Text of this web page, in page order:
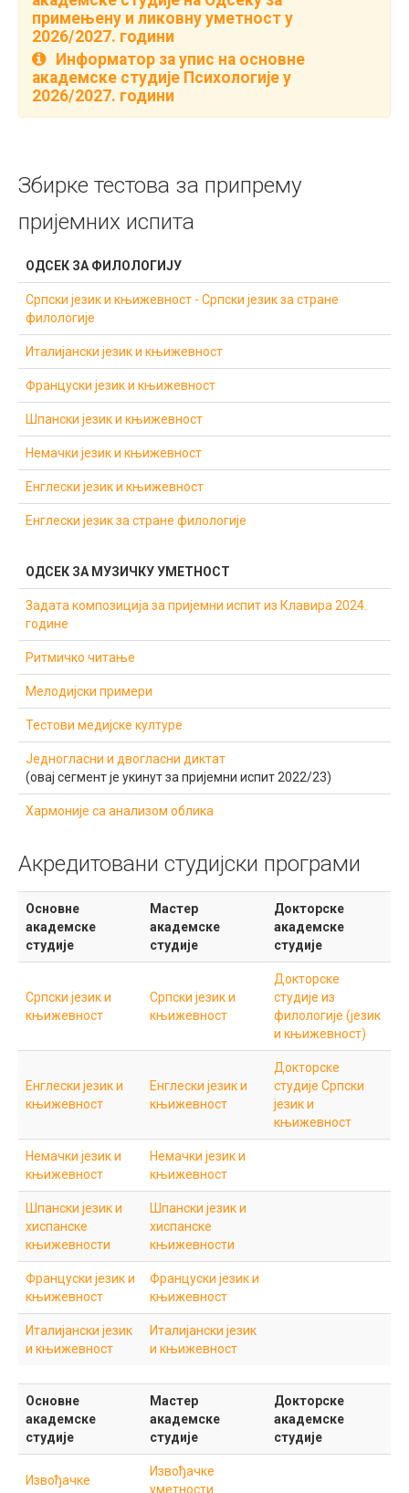
примењену и ликовну уметност у
2026/2027. години
Информатор за упис на основне
академске студије Психологијe у
2026/2027. години
Збирке тестова за припрему
пријемних испита
ОДСЕК ЗА ФИЛОЛОГИЈУ
Српски језик и књижевност - Српски језик за стране
филологије
Италијански језик и књижевност
Француски језик и књижевност
Шпански језик и књижевност
Немачки језик и књижевност
Енглески језик и књижевност
Енглески језик за стране филологије
ОДСЕК ЗА МУЗИЧКУ УМЕТНОСТ
Задата композиција за пријемни испит из Клавира 2024.
године
Ритмичко читање
Мелодијски примери
Тестови медијске културе
Једногласни и двогласни диктат
(овај сегмент је укинут за пријемни испит 2022/23)
Хармоније са анализом облика
Акредитовани студијски програми
Основне
академске
студије
Мастер
академске
студије
Докторске
академске
студије
Српски језик и
књижевност
Српски језик и
књижевност
Докторске
студије из
филологије (језик
и књижевност)
Енглески језик и
књижевност
Енглески језик и
књижевност
Докторске
студије Српски
језик и
књижевност
Немачки језик и
књижевност
Немачки језик и
књижевност
Шпански језик и
хиспанске
књижевности
Шпански језик и
хиспанске
књижевности
Француски језик и
књижевност
Француски језик и
књижевност
Италијански језик
и књижевност
Италијански језик
и књижевност
Основне
академске
студије
Мастер
академске
студије
Докторске
академске
студије
Извођачке
Извођачке
уметности